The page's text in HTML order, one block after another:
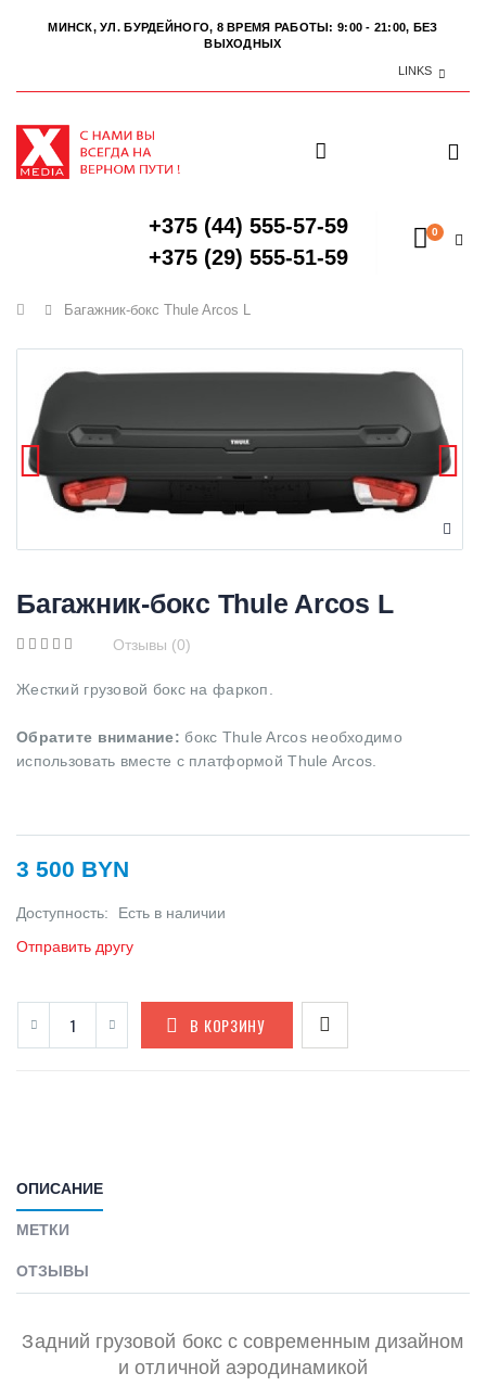
МИНСК, УЛ. БУРДЕЙНОГО, 8 ВРЕМЯ РАБОТЫ: 9:00 - 21:00, БЕЗ
ВЫХОДНЫХ
LINKS
+375 (44) 555-57-59
+375 (29) 555-51-59
0
Главная
Багажник-бокс Thule Arcos L
Багажник-бокс Thule Arcos L
Отзывы (0)
Жесткий грузовой бокс на фаркоп.
Обратите внимание: бокс Thule Arcos необходимо
использовать вместе с платформой Thule Arcos.
3 500 BYN
Доступность:
Есть в наличии
Отправить другу
В КОРЗИНУ
ОПИСАНИЕ
МЕТКИ
ОТЗЫВЫ
Задний грузовой бокс с современным дизайном
и отличной аэродинамикой